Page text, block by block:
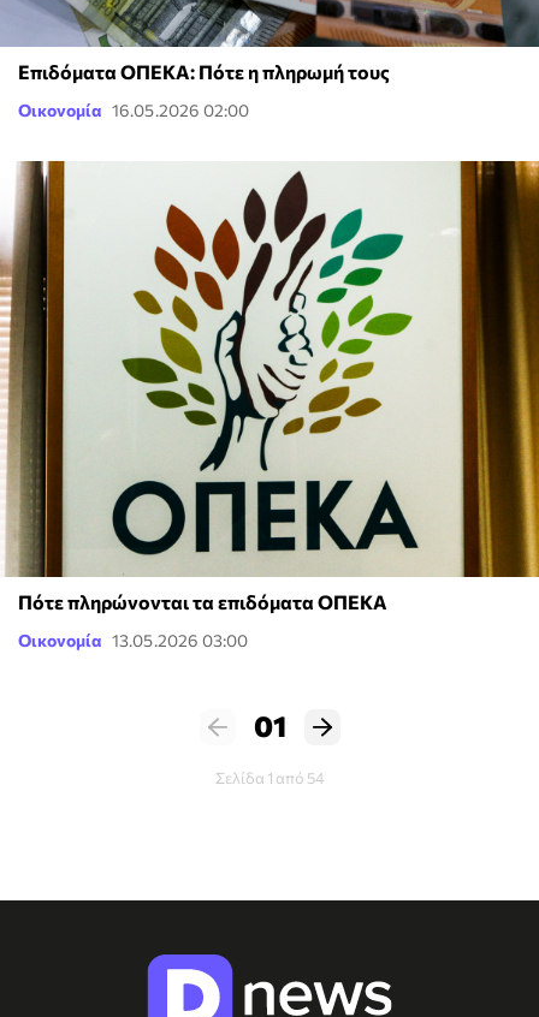
Επιδόματα ΟΠΕΚΑ: Πότε η πληρωμή τους
Οικονομία 16.05.2026 02:00
Πότε πληρώνονται τα επιδόματα ΟΠΕΚΑ
Οικονομία 13.05.2026 03:00
01
Σελίδα 1 από 54